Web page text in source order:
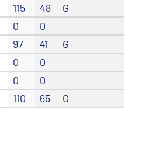
115 48
G
0
0
97 41
G
0
0
0
0
110 65 G